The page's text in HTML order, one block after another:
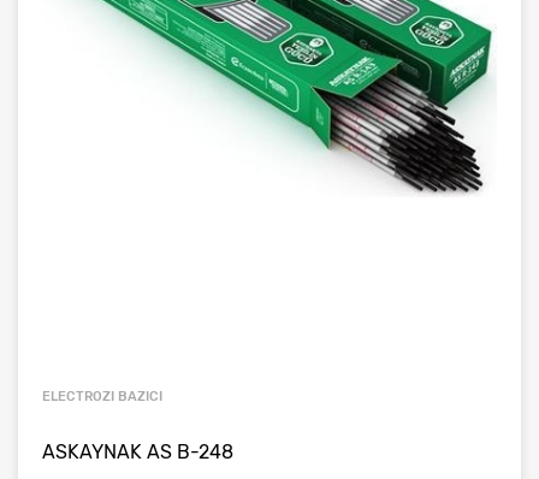
ELECTROZI BAZICI
ASKAYNAK AS B-248